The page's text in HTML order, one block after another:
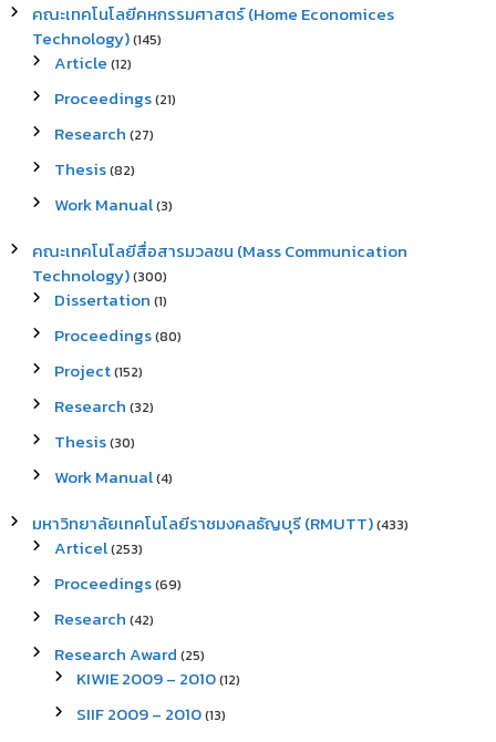
คณะเทคโนโลยีคหกรรมศาสตร์ (Home Economices
Technology)(145)
Article (12)
Proceedings(21)
Research (27)
Thesis(82)
Work Manual(3)
คณะเทคโนโลยีสื่อสารมวลชน (Mass Communication
Technology)(300)
Dissertation (1)
Proceedings(80)
Project(152)
Research (32)
Thesis(30)
Work Manual(4)
มหาวิทยาลัยเทคโนโลยีราชมงคลธัญบุรี (RMUTT)(433)
Articel(253)
Proceedings(69)
Research (42)
Research Award (25)
KIWIE 2009 – 2010(12)
SIIF 2009 – 2010(13)